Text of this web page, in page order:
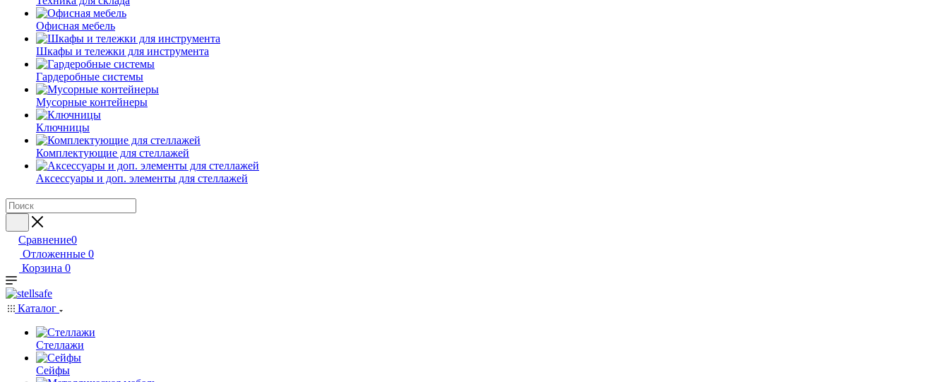
Офисная мебель
Шкафы и тележки для инструмента
Гардеробные системы
Мусорные контейнеры
Ключницы
Комплектующие для стеллажей
Аксессуары и доп. элементы для стеллажей
Сравнение0
Отложенные 0
Корзина 0
Каталог
Стеллажи
Сейфы